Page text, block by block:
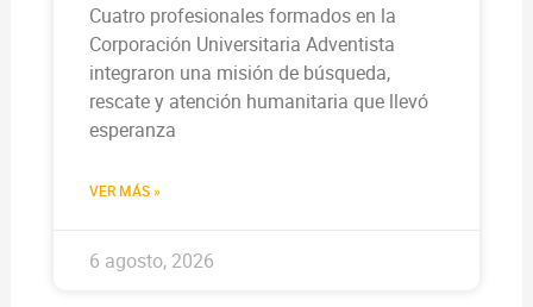
Cuatro profesionales formados en la
Corporación Universitaria Adventista
integraron una misión de búsqueda,
rescate y atención humanitaria que llevó
esperanza
VER MÁS »
6 agosto, 2026